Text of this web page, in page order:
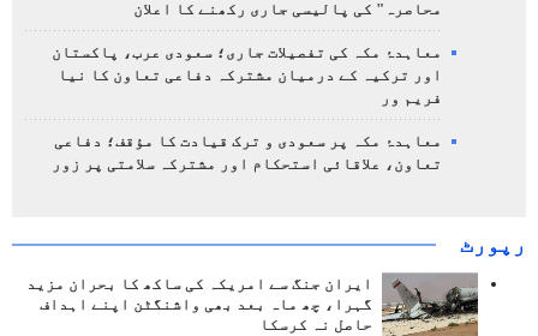
محاصرہ" کی پالیسی جاری رکھنے کا اعلان
معاہدۂ مکہ کی تفصیلات جاری؛ سعودی عرب، پاکستان
اور ترکیہ کے درمیان مشترکہ دفاعی تعاون کا نیا
فریم ور
معاہدۂ مکہ پر سعودی و ترک قیادت کا مؤقف؛ دفاعی
تعاون، علاقائی استحکام اور مشترکہ سلامتی پر زور
رپورٹ
ایران جنگ سے امریکہ کی ساکھ کا بحران مزید
گہرا، چھ ماہ بعد بھی واشنگٹن اپنے اہداف
حاصل نہ کرسکا